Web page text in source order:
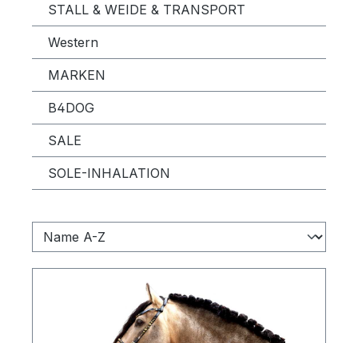
STALL & WEIDE & TRANSPORT
Western
MARKEN
B4DOG
SALE
SOLE-INHALATION